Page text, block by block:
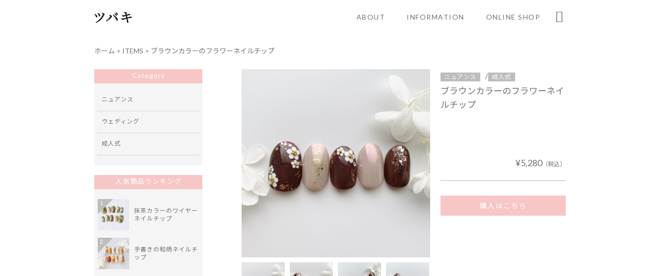
ABOUT
特定商取引に基づく表記
プライバシーポリシー
INFORMATION ONLINE SHOP 
ホーム > ITEMS > ブラウンカラーのフラワーネイルチップ
ニュアンス / 成人式
ブラウンカラーのフラワーネイ
ルチップ
¥5,280（税込）
購入はこちら
Category
ニュアンス
ウェディング
成人式
人気商品ランキング
抹茶カラーのワイヤー
ネイルチップ
1
手書きの和柄ネイルチ
ップ
2